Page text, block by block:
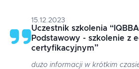
15.12.2023
Uczestnik szkolenia “
Podstawowy - szkolenie z
certyfikacyjnym”
dużo informacji w krótkim